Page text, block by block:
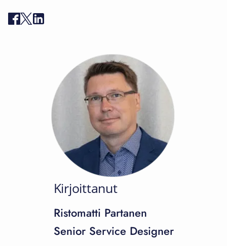
Kirjoittanut
Ristomatti Partanen
Senior Service Designer